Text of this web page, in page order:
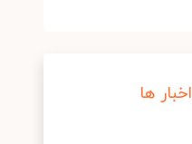
اخبار ها